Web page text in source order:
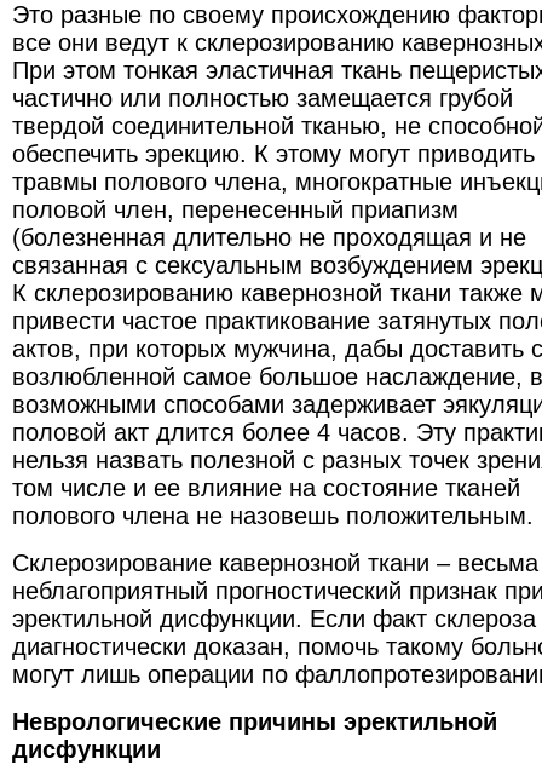
Это разные по своему происхождению
все они ведут к склерозированию
При этом тонкая эластичная ткань
частично или полностью замещается грубой
твердой соединительной тканью, не
обеспечить эрекцию. К этому могут приводить
травмы полового члена, многократные
половой член, перенесенный приапизм
(болезненная длительно не проходящая и не
связанная с сексуальным возбуждением
К склерозированию кавернозной ткани также
привести частое практикование затянутых
актов, при которых мужчина, дабы доставить
возлюбленной самое большое наслаждение,
возможными способами задерживает
половой акт длится более 4 часов. Эту
нельзя назвать полезной с разных точек
том числе и ее влияние на состояние тканей
полового члена не назовешь положительным.
Склерозирование кавернозной ткани – весьма
неблагоприятный прогностический признак
эректильной дисфункции. Если факт склероза
диагностически доказан, помочь такому
могут лишь операции по
Неврологические причины эректильной
дисфункции